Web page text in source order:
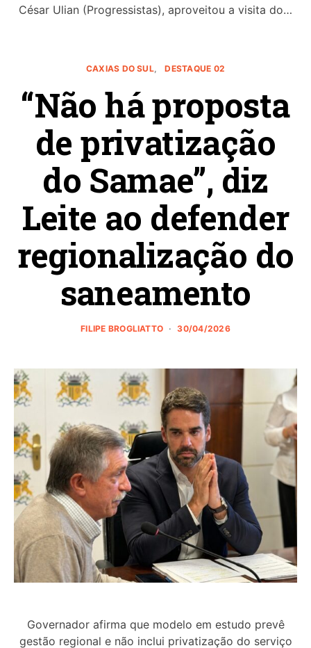
César Ulian (Progressistas), aproveitou a visita do…
CAXIAS DO SUL DESTAQUE 02
“Não há proposta
de privatização
do Samae”, diz
Leite ao defender
regionalização do
saneamento
FILIPE BROGLIATTO 30/04/2026
Governador afirma que modelo em estudo prevê
gestão regional e não inclui privatização do serviço